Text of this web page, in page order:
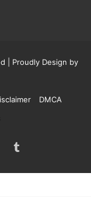
| Proudly Design by
DMCA
Tumblr